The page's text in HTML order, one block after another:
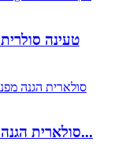
1000V סולארית הגנה מפני חשמל חיצוני...